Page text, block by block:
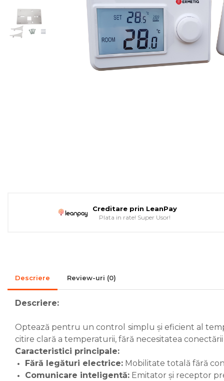
Pompe de caldura
Colectoare solare plane
Colectoare solare cu tub-
Accesorii sisteme solare
Radiatoare
Radiatoare din otel
Radiatoare din aluminiu
portprosop
Accesorii radiatoare
Preparatoare pentru apa calda
menajera
Creditare prin LeanPay
Plata in rate! Super Usor!
Descriere Review-uri (0)
Descriere:
Optează pentru un control simplu și eficient al
citire clară a temperaturii, fără necesitatea
Caracteristici principale:
Fără legături electrice: Mobilitate totală fără
Comunicare inteligentă: Emitator și receptor